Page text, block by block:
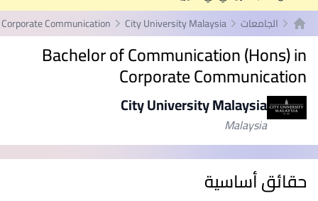
الصفحة الرئيسية
الجامعات City University Malaysia
Communication
Bachelor of Communication (Hons) in
Corporate Communication
City University Malaysia
Malaysia
حقائق أساسية